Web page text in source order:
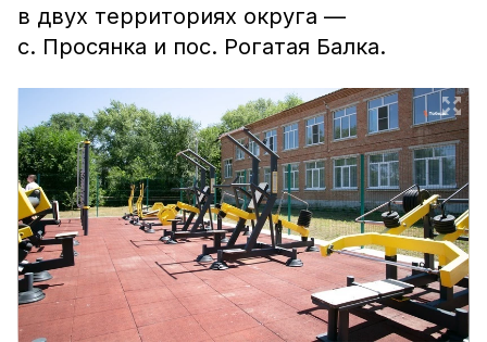
в двух территориях округа —
с. Просянка и пос. Рогатая Балка.